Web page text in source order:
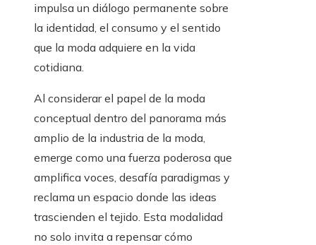
impulsa un diálogo permanente sobre
la identidad, el consumo y el sentido
que la moda adquiere en la vida
cotidiana.
Al considerar el papel de la moda
conceptual dentro del panorama más
amplio de la industria de la moda,
emerge como una fuerza poderosa que
amplifica voces, desafía paradigmas y
reclama un espacio donde las ideas
trascienden el tejido. Esta modalidad
no solo invita a repensar cómo